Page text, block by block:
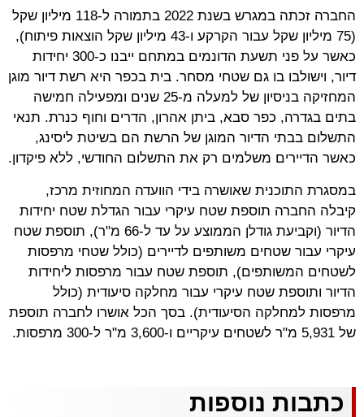
החברה זכתה במגרש בשנת 2022 בתמורה ל-118 מיליון שקל
(75 מיליון שקל עבור הקרקע ו-43 מיליון שקל הוצאות פיתוח),
כאשר על פני תשעת הדונמים במתחם ייבנו כ-300 יחידות
דיור, וישולבו בו גם שטחי מסחר. בית בכפר היא רשת דיור מוגן
המחזיקה בניסיון של למעלה מ-25 שנים ומפעילה חמישה
בתים בגדרה, כפר סבא, ביתן אהרון, הדרים וחוף כנרת. תנאי
התשלום בבתי הדיור המוגן של הרשת הם בשיטת ליסינג,
כאשר הדיירים משלמים רק את התשלום החודשי, ללא פיקדון.
במסגרת התוכנית שאושרה בידי הוועדה המחוזית מרכז,
קיבלה החברה תוספת שטח עיקרי עבור הגדלת שטח יחידות
הדיור (וקביעת גודלן הממוצע על עד ל-66 מ"ר), תוספת שטח
עיקרי עבור שטחים משותפים לדיירים (כולל שטחי מרפסות
לשטחים המשותפים), תוספת שטח עבור מרפסות ליחידות
הדיור ותוספת שטח עיקרי עבור מחלקה סיעודית (כולל
מרפסות למחלקה הסיעודית). בסך הכל אושרו לחברה תוספת
של 5,931 מ"ר לשטחים עיקריים ו-3,600 מ"ר ל-300 מרפסות.
כתבות נוספות